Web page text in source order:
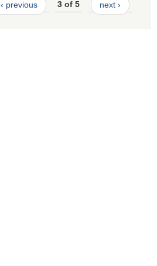
‹ previous 3 of 5 next ›